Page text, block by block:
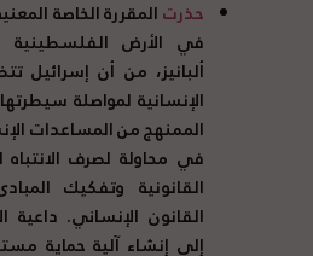
حذرتالمقررة الخاصة
في الأرض الفلسطينية
ألبانيز، من أن إسرائيل
الإنسانية لمواصلة
الممنهج من المساعدات
في محاولة لصرف
القانونية وتفكيك
القانون الإنساني. داعية
إلى إنشاء آلية حماية